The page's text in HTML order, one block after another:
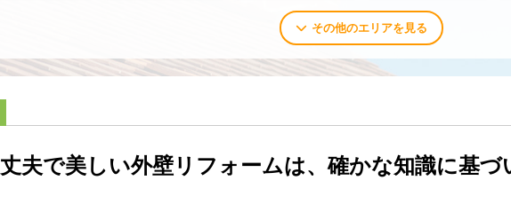
その他のエリアを見る
丈夫で美しい外壁リフォームは、確かな知識に基づ